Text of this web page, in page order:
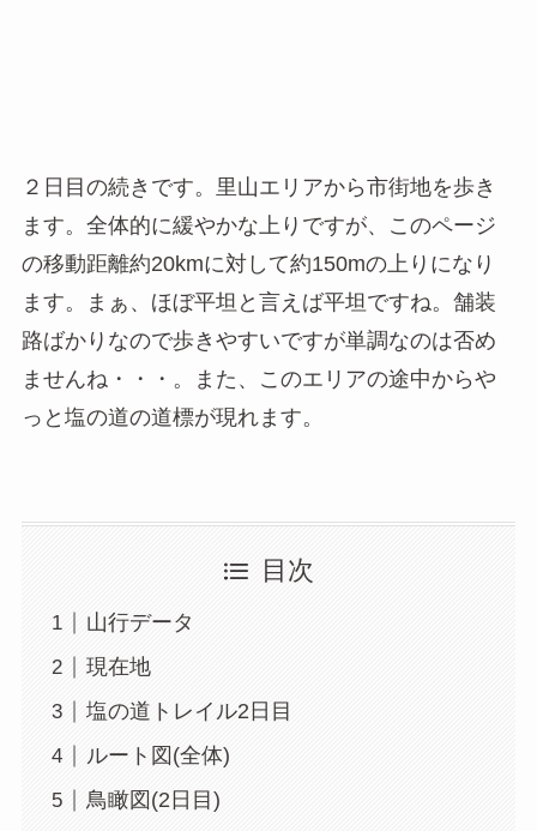
２日目の続きです。里山エリアから市街地を歩き
ます。全体的に緩やかな上りですが、このページ
の移動距離約20kmに対して約150mの上りになり
ます。まぁ、ほぼ平坦と言えば平坦ですね。舗装
路ばかりなので歩きやすいですが単調なのは否め
ませんね・・・。また、このエリアの途中からや
っと塩の道の道標が現れます。
目次
山行データ
現在地
塩の道トレイル2日目
ルート図(全体)
鳥瞰図(2日目)